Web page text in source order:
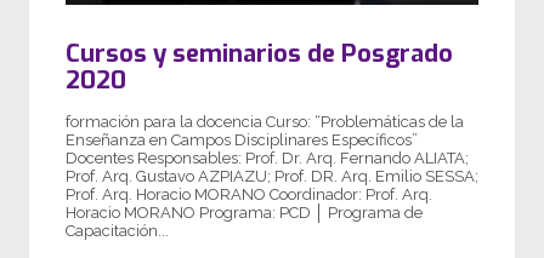
Cursos y seminarios de Posgrado
2020
formación para la docencia Curso: “Problemáticas de la
Enseñanza en Campos Disciplinares Específicos”
Docentes Responsables: Prof. Dr. Arq. Fernando ALIATA;
Prof. Arq. Gustavo AZPIAZU; Prof. DR. Arq. Emilio SESSA;
Prof. Arq. Horacio MORANO Coordinador: Prof. Arq.
Horacio MORANO Programa: PCD │ Programa de
Capacitación...